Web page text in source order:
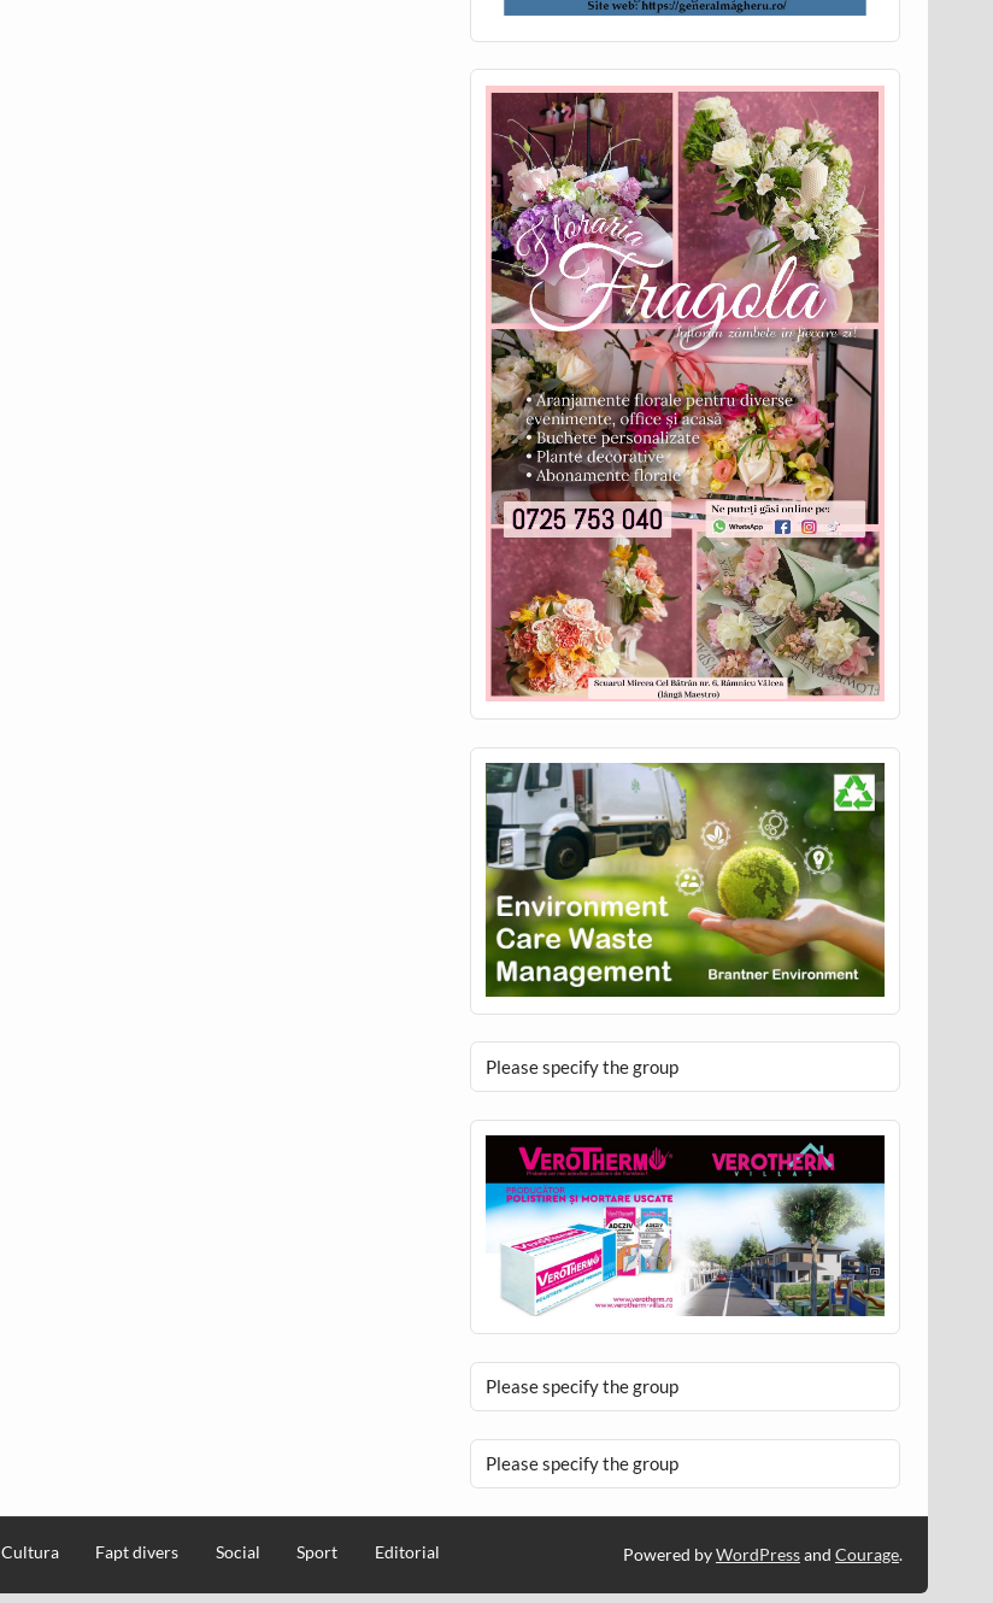
Please specify the group
Please specify the group
Please specify the group
Cultura Fapt divers Social Sport Editorial Powered byWordPressand Courage.